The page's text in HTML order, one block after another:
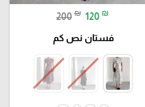
200 ₪ 120 ₪
فستان نص كم